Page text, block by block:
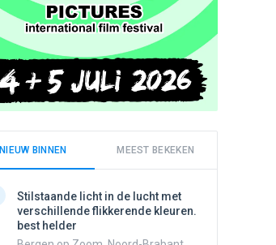
NIEUW BINNEN MEEST BEKEKEN
Stilstaande licht in de lucht met
verschillende flikkerende kleuren.
best helder